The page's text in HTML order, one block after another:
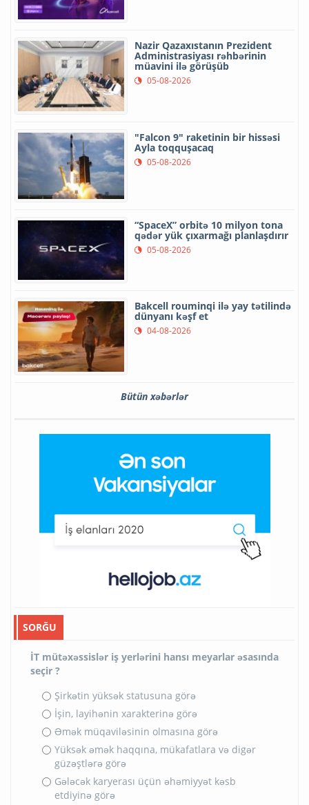
Nazir Qazaxıstanın Prezident
Administrasiyası rəhbərinin
müavini ilə görüşüb
05-08-2026
"Falcon 9" raketinin bir hissəsi
Ayla toqquşacaq
05-08-2026
“SpaceX” orbitə 10 milyon tona
qədər yük çıxarmağı planlaşdırır
05-08-2026
Bakcell rouminqi ilə yay tətilində
dünyanı kəşf et
04-08-2026
Bütün xəbərlər
SORĞU
İT mütəxəssislər iş yerlərini hansı meyarlar əsasında
seçir ?
Şirkətin yüksək statusuna görə
İşin, layihənin xarakterinə görə
Əmək müqaviləsinin olmasına görə
Yüksək əmək haqqına, mükafatlara və digər
güzəştlərə görə
Gələcək karyerası üçün əhəmiyyət kəsb
etdiyinə görə